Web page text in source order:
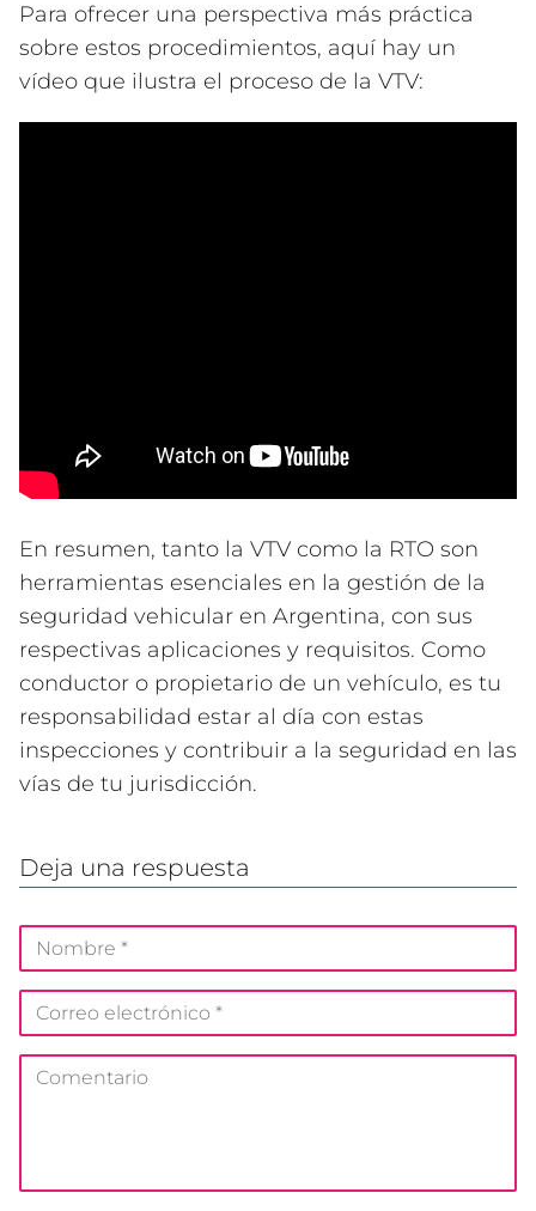
Para ofrecer una perspectiva más práctica
sobre estos procedimientos, aquí hay un
vídeo que ilustra el proceso de la VTV:
En resumen, tanto la VTV como la RTO son
herramientas esenciales en la gestión de la
seguridad vehicular en Argentina, con sus
respectivas aplicaciones y requisitos. Como
conductor o propietario de un vehículo, es tu
responsabilidad estar al día con estas
inspecciones y contribuir a la seguridad en las
vías de tu jurisdicción.
Deja una respuesta